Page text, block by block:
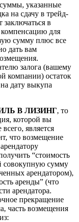
указанные
на сдачу в трейд-
заключаться в
для
сумму плюс все
дать вам
залога (вашему
компании) остаток
дату выкупа
В ЛИЗИНГ, то
которой вы
является
что возмещение
“стоимость
совокупную сумму
арендатором),
аренды” (что
арендатора.
прекращение
часть возмещения